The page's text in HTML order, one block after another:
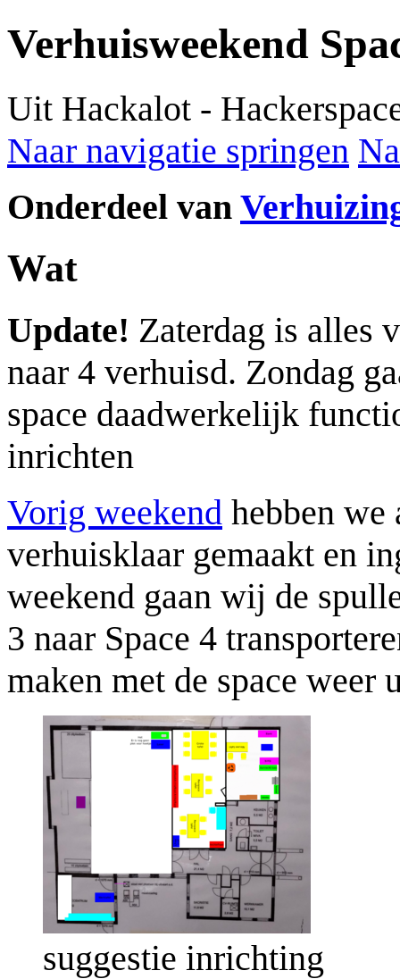
Verhuisweekend
Uit Hackalot -
Naar navigatie springen
Onderdeel van
Wat
Update! Zaterdag is alles
naar 4 verhuisd. Zondag
space daadwerkelijk
inrichten
Vorig weekend hebben we
verhuisklaar gemaakt en
weekend gaan wij de
3 naar Space 4
maken met de space weer
suggestie inrichting